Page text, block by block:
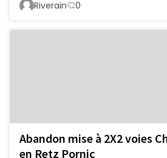
Riverain 0
Abandon mise à 2X2 voies
en Retz Pornic